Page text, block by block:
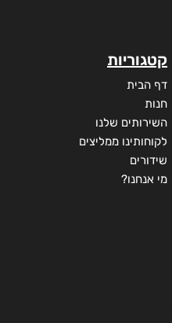
קטגוריות
דף הבית
חנות
השירותים שלנו
לקוחותינו ממליצים
שידורים
מי אנחנו?